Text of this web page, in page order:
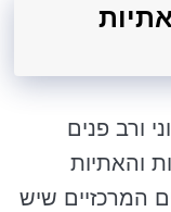
ורב פנים
והאתיות
המרכזיים שיש